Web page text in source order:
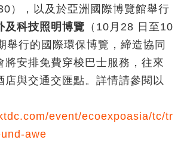
），以及於亞洲國際博覽館舉行
及科技照明博覽 （10月28 日至10
舉行的國際環保博覽，締造協同
將安排免費穿梭巴士服務，往來
店與交通交匯點。詳情請參閱以
event/ecoexpoasia/tc/tr
awe